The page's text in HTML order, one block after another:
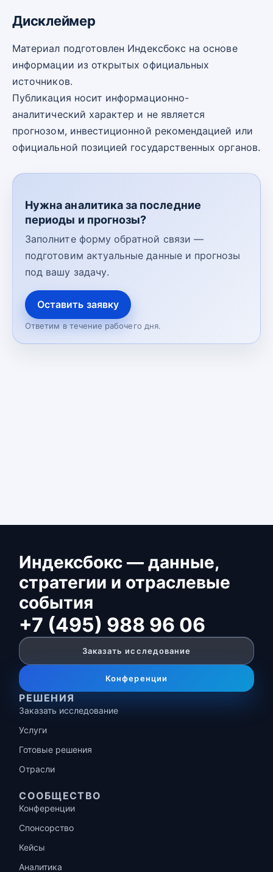
Дисклеймер
Материал подготовлен Индексбокс на основе
информации из открытых официальных
источников.
Публикация носит информационно-
аналитический характер и не является
прогнозом, инвестиционной рекомендацией или
официальной позицией государственных органов.
Нужна аналитика за последние
периоды и прогнозы?
Заполните форму обратной связи —
подготовим актуальные данные и прогнозы
под вашу задачу.
Оставить заявку
Ответим в течение рабочего дня.
Индексбокс — данные,
стратегии и отраслевые
события
+7 (495) 988 96 06
Заказать исследование
Конференции
РЕШЕНИЯ
Заказать исследование
Услуги
Готовые решения
Отрасли
СООБЩЕСТВО
Конференции
Спонсорство
Кейсы
Аналитика